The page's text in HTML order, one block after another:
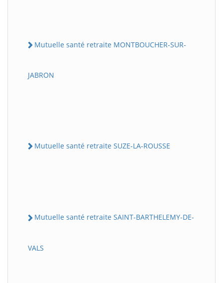
Mutuelle santé retraite MONTBOUCHER-SUR-
JABRON
Mutuelle santé retraite SUZE-LA-ROUSSE
Mutuelle santé retraite SAINT-BARTHELEMY-DE-
VALS